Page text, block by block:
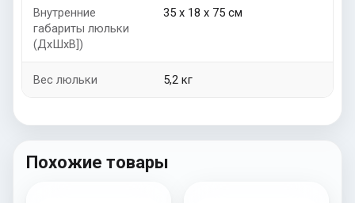
Внутренние
габариты люльки
(ДхШxB])
35 х 18 x 75 см
Вес люльки 5,2 кг
Похожие товары